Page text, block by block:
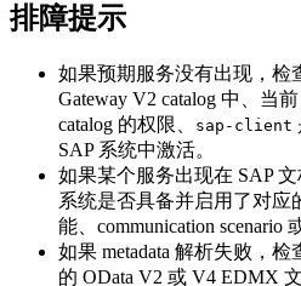
排障提示
如果预期服务没有出现，检
Gateway V2 catalog 中、当
catalog 的权限、
sap-client
SAP 系统中激活。
如果某个服务出现在 SAP
系统是否具备并启用了对应
能、communication scenario
如果 metadata 解析失败，检
的 OData V2 或 V4 EDMX 文